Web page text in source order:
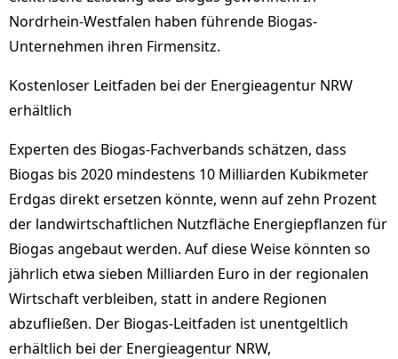
Nordrhein-Westfalen haben führende Biogas-
Unternehmen ihren Firmensitz.
Kostenloser Leitfaden bei der Energieagentur NRW
erhältlich
Experten des Biogas-Fachverbands schätzen, dass
Biogas bis 2020 mindestens 10 Milliarden Kubikmeter
Erdgas direkt ersetzen könnte, wenn auf zehn Prozent
der landwirtschaftlichen Nutzfläche Energiepflanzen für
Biogas angebaut werden. Auf diese Weise könnten so
jährlich etwa sieben Milliarden Euro in der regionalen
Wirtschaft verbleiben, statt in andere Regionen
abzufließen. Der Biogas-Leitfaden ist unentgeltlich
erhältlich bei der Energieagentur NRW,